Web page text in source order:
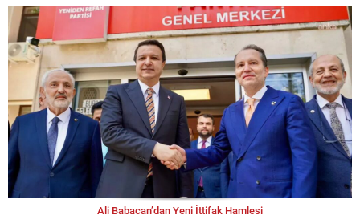
Ali Babacan’dan Yeni İttifak Hamlesi